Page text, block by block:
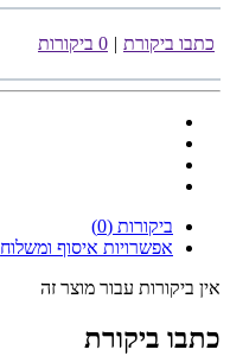
כתבו ביקורת | 0 ביקורות
ביקורות (0)
אפשרויות איסוף ומשלוח
אין ביקורות עבור מוצר זה
כתבו ביקורת